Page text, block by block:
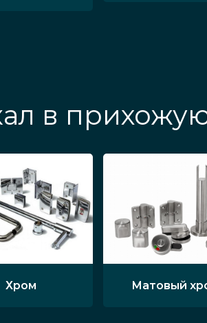
в
Хром Матовый